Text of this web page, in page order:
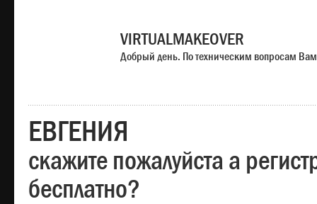
VIRTUALMAKEOVER
Добрый день. По техническим вопросам
ЕВГЕНИЯ
скажите пожалуйста а
бесплатно?